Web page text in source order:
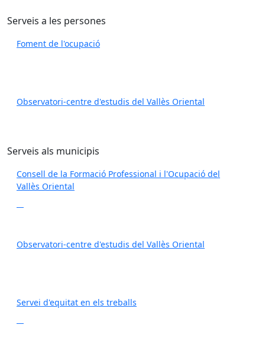
Serveis a les persones
Foment de l'ocupació
Observatori-centre d'estudis del Vallès Oriental
Serveis als municipis
Consell de la Formació Professional i l'Ocupació del
Vallès Oriental
Observatori-centre d'estudis del Vallès Oriental
Servei d'equitat en els treballs